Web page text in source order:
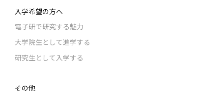
入学希望の方へ
電子研で研究する魅力
大学院生として進学する
研究生として入学する
その他